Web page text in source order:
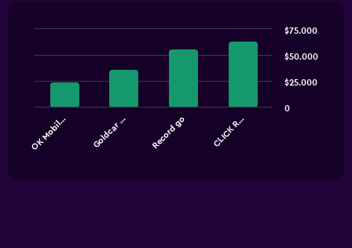
chart
chart
graphic.
OK Mobil… Goldcar … Record go CLICK R…
0
$25.000
$50.000
$75.000
End
of